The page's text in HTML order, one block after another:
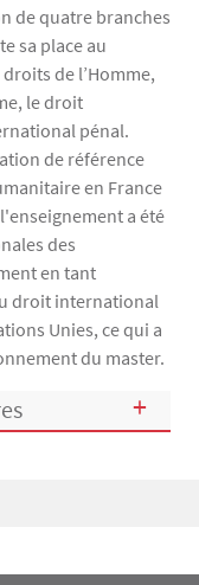
de quatre branches
sa place au
de l’Homme,
le droit
pénal.
de référence
en France
a été
des
en tant
droit international
Unies, ce qui a
du master.